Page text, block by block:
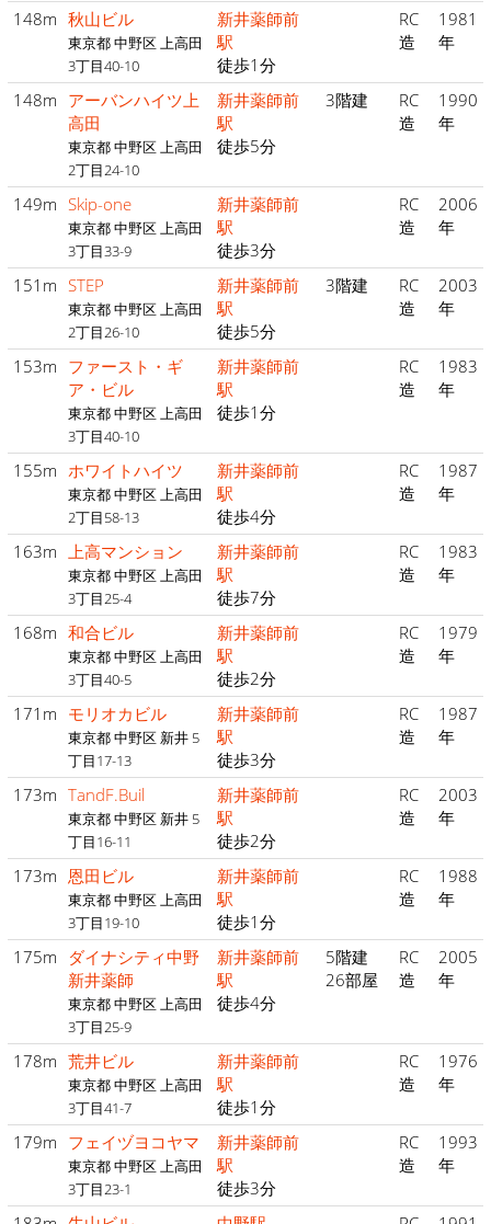
148m 秋山ビル
東京都 中野区 上高田
3丁目40-10
新井薬師前
駅
徒歩1分
RC
造
1981
年
148m アーバンハイツ上
高田
東京都 中野区 上高田
2丁目24-10
新井薬師前
駅
徒歩5分
3階建
RC
造
1990
年
149m Skip-one
東京都 中野区 上高田
3丁目33-9
新井薬師前
駅
徒歩3分
RC
造
2006
年
151m STEP
東京都 中野区 上高田
2丁目26-10
新井薬師前
駅
徒歩5分
3階建
RC
造
2003
年
153m ファースト・ギ
ア・ビル
東京都 中野区 上高田
3丁目40-10
新井薬師前
駅
徒歩1分
RC
造
1983
年
155m ホワイトハイツ
東京都 中野区 上高田
2丁目58-13
新井薬師前
駅
徒歩4分
RC
造
1987
年
163m 上高マンション
東京都 中野区 上高田
3丁目25-4
新井薬師前
駅
徒歩7分
RC
造
1983
年
168m 和合ビル
東京都 中野区 上高田
3丁目40-5
新井薬師前
駅
徒歩2分
RC
造
1979
年
171m モリオカビル
東京都 中野区 新井 5
丁目17-13
新井薬師前
駅
徒歩3分
RC
造
1987
年
173m TandF.Buil
東京都 中野区 新井 5
丁目16-11
新井薬師前
駅
徒歩2分
RC
造
2003
年
173m 恩田ビル
東京都 中野区 上高田
3丁目19-10
新井薬師前
駅
徒歩1分
RC
造
1988
年
175m
ダイナシティ中野
新井薬師
東京都 中野区 上高田
3丁目25-9
新井薬師前
駅
徒歩4分
5階建
26部屋
RC
造
2005
年
178m 荒井ビル
東京都 中野区 上高田
3丁目41-7
新井薬師前
駅
徒歩1分
RC
造
1976
年
179m フェイヅヨコヤマ
東京都 中野区 上高田
3丁目23-1
新井薬師前
駅
徒歩3分
RC
造
1993
年